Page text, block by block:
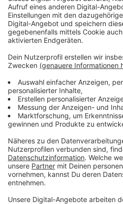
Wir
Zustimmung, um
Video-Service
Wir verwenden einen
einzubetten.
Daten zu Ihren
sammeln. Bitte
Details durch und
Video
Mehr
Ein aufstrebender,
liebende Familie zu Hause –
Whitehouse scheint perfekt.